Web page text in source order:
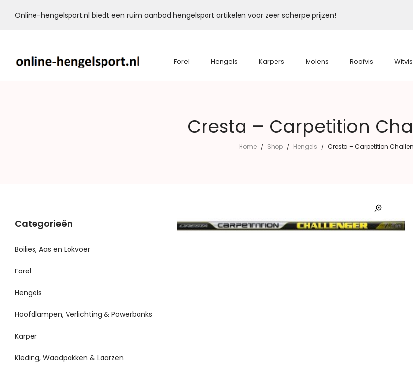
Online-hengelsport.nl biedt een ruim aanbod hengelsport artikelen voor zeer scherpe prijzen!
Forel Hengels Karpers Molens Roofvis Witvis
Cresta – Carpetition
Home / Shop / Hengels / Cresta – Carpetition
Categorieën
Boilies, Aas en Lokvoer
Forel
Hengels
Hoofdlampen, Verlichting & Powerbanks
Karper
Kleding, Waadpakken & Laarzen